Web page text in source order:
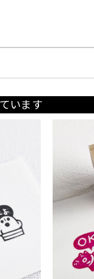
います